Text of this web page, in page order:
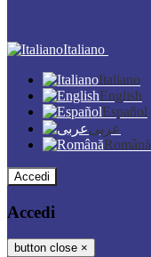
Italiano
Italiano
English
Español
عربى
Română
Accedi
Accedi
button close ×